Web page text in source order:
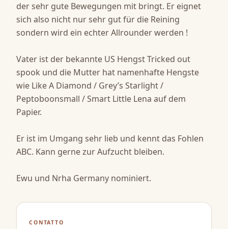
der sehr gute Bewegungen mit bringt. Er eignet
sich also nicht nur sehr gut für die Reining
sondern wird ein echter Allrounder werden !
Vater ist der bekannte US Hengst Tricked out
spook und die Mutter hat namenhafte Hengste
wie Like A Diamond / Grey’s Starlight /
Peptoboonsmall / Smart Little Lena auf dem
Papier.
Er ist im Umgang sehr lieb und kennt das Fohlen
ABC. Kann gerne zur Aufzucht bleiben.
Ewu und Nrha Germany nominiert.
CONTATTO